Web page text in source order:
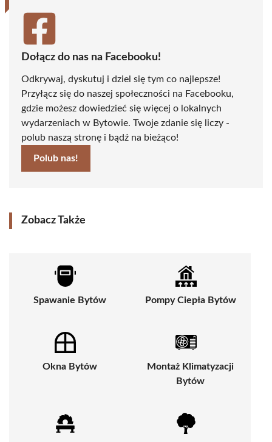
Dołącz do nas na Facebooku!
Odkrywaj, dyskutuj i dziel się tym co najlepsze!
Przyłącz się do naszej społeczności na Facebooku,
gdzie możesz dowiedzieć się więcej o lokalnych
wydarzeniach w Bytowie. Twoje zdanie się liczy -
polub naszą stronę i bądź na bieżąco!
Polub nas!
Zobacz Także
Spawanie Bytów Pompy Ciepła Bytów
Okna Bytów
Montaż Klimatyzacji
Bytów